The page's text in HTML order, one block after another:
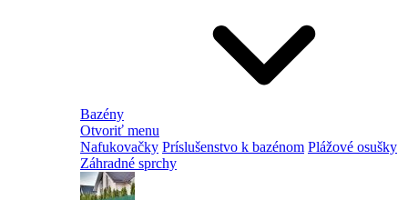
Bazény
Otvoriť menu
Nafukovačky Príslušenstvo k bazénom Plážové osušky
Záhradné sprchy